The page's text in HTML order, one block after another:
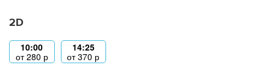
2D
10:00
от280 р
14:25
от370 р